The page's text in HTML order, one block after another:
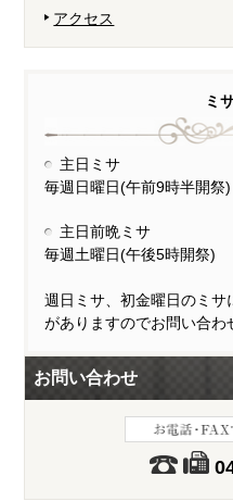
アクセス
ミ
主日ミサ
毎週日曜日(午前9時半開祭)
主日前晩ミサ
毎週土曜日(午後5時開祭)
週日ミサ、初金曜日のミサ
がありますのでお問い合わ
お問い合わせ